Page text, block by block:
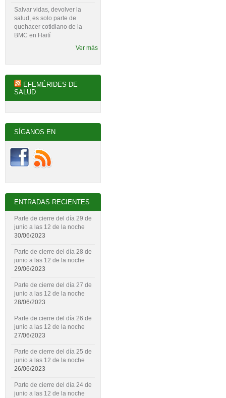
Salvar vidas, devolver la
salud, es solo parte de
quehacer cotidiano de la
BMC en Haití
Ver más
EFEMÉRIDES DE
SALUD
SÍGANOS EN
ENTRADAS RECIENTES
Parte de cierre del día 29 de
junio a las 12 de la noche
30/06/2023
Parte de cierre del día 28 de
junio a las 12 de la noche
29/06/2023
Parte de cierre del día 27 de
junio a las 12 de la noche
28/06/2023
Parte de cierre del día 26 de
junio a las 12 de la noche
27/06/2023
Parte de cierre del día 25 de
junio a las 12 de la noche
26/06/2023
Parte de cierre del día 24 de
junio a las 12 de la noche